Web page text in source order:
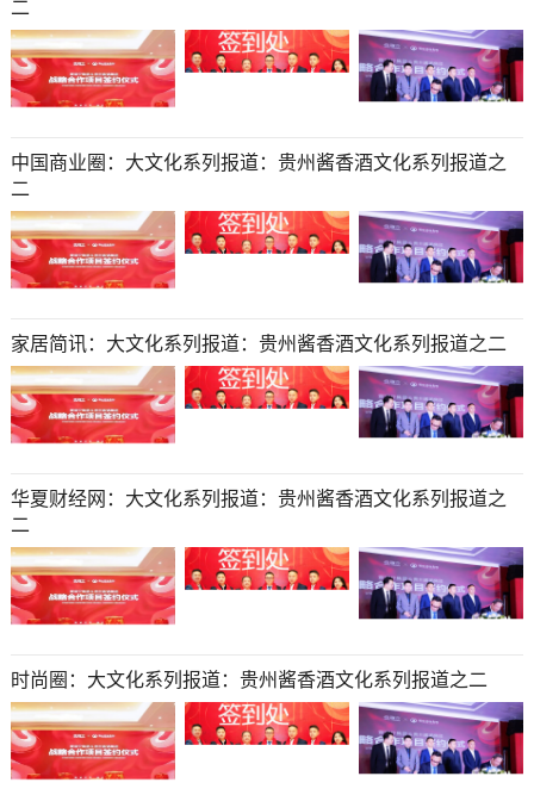
二
中国商业圈：大文化系列报道：贵州酱香酒文化系列报道之
二
家居简讯：大文化系列报道：贵州酱香酒文化系列报道之二
华夏财经网：大文化系列报道：贵州酱香酒文化系列报道之
二
时尚圈：大文化系列报道：贵州酱香酒文化系列报道之二